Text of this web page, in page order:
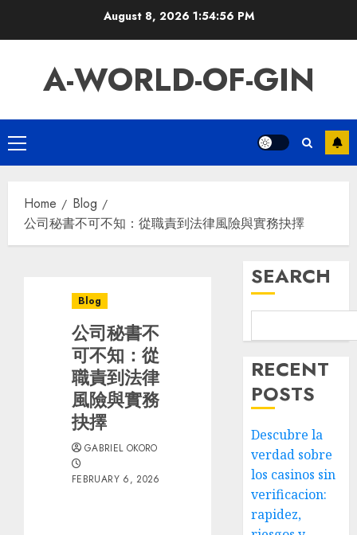
August 8, 20261:54:57 PM
A-WORLD-OF-GIN
Primary
Menu
Home
Blog
公司秘書不可不知：從職責到法律風險與實務抉擇
Blog
公司秘書不
可不知：從
職責到法律
風險與實務
抉擇
GABRIEL OKORO
FEBRUARY 6, 2026
SEARCH
RECENT
POSTS
Descubre la
verdad sobre
los casinos sin
verificacion:
rapidez,